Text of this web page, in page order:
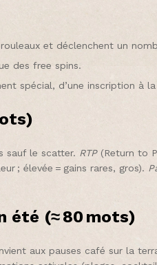
et déclenchent un
des free spins.
spécial, d’une inscription à
sauf le scatter. RTP(Return to
; élevée = gains rares, gros).
été (≈ 80 mots)
aux pauses café sur la